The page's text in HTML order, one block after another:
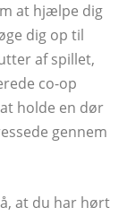
at hjælpe dig
dig op til
af spillet,
co-op
holde en dør
gennem
at du har hørt